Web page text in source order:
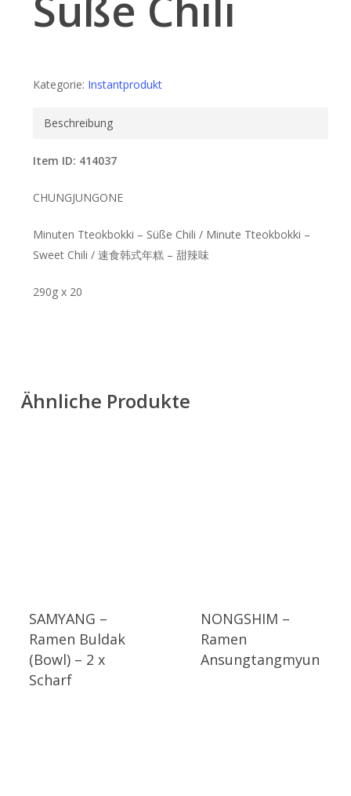
Kategorie: Instantprodukt
Beschreibung
Item ID: 414037
CHUNGJUNGONE
Minuten Tteokbokki – Süße Chili / Minute Tteokbokki –
Sweet Chili / 速食韩式年糕 – 甜辣味
290g x 20
Ähnliche Produkte
SAMYANG –
Ramen Buldak
(Bowl) – 2 x
Scharf
NONGSHIM –
Ramen
Ansungtangmyun